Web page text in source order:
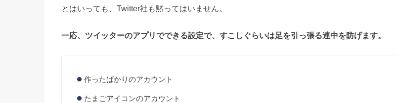
とはいっても、Twitter社も黙ってはいません。
一応、ツイッターのアプリでできる設定で、すこしぐらいは足を引っ張る連中を防げます。
作ったばかりのアカウント
たまごアイコンのアカウント